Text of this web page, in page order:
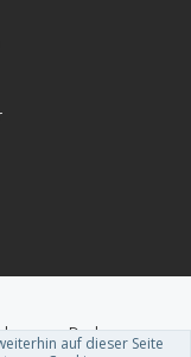
von xenDach
.
auf dieser Seite